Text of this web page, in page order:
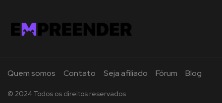
Quem somos Contato Seja afiliado Fórum Blog
© 2024 Todos os direitos reservados